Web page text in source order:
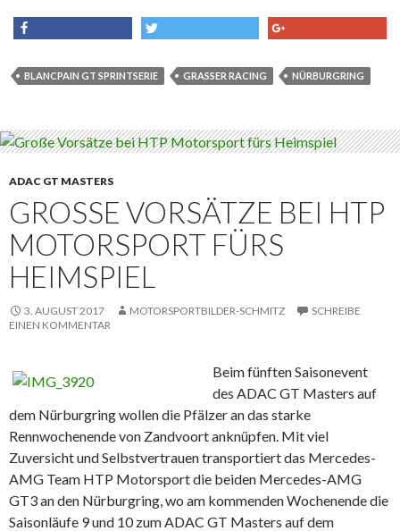
BLANCPAIN GT SPRINTSERIE GRASSER RACING NÜRBURGRING
ADAC GT MASTERS
GROSSE VORSÄTZE BEI HTP M
OTORSPORT FÜRS H
EIMSPIEL
3. AUGUST 2017 MOTORSPORTBILDER-SCHMITZ
SCHREIBE
EINEN KOMMENTAR
Beim fünften Saisonevent
des ADAC GT Masters auf
dem Nürburgring wollen die Pfälzer an das starke
Rennwochenende von Zandvoort anknüpfen. Mit viel
Zuversicht und Selbstvertrauen transportiert das Mercedes-
AMG Team HTP Motorsport die beiden Mercedes-AMG
GT3 an den Nürburgring, wo am kommenden Wochenende die
Saisonläufe 9 und 10 zum ADAC GT Masters auf dem